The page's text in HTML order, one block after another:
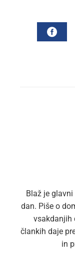
Blaž je
dan. Piše o
vsakdanjih
člankih daje
in